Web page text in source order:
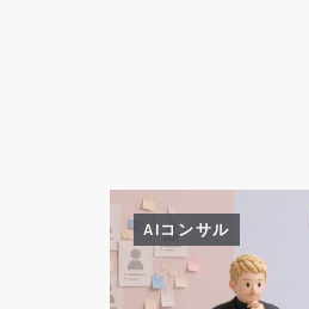
AIコンサル